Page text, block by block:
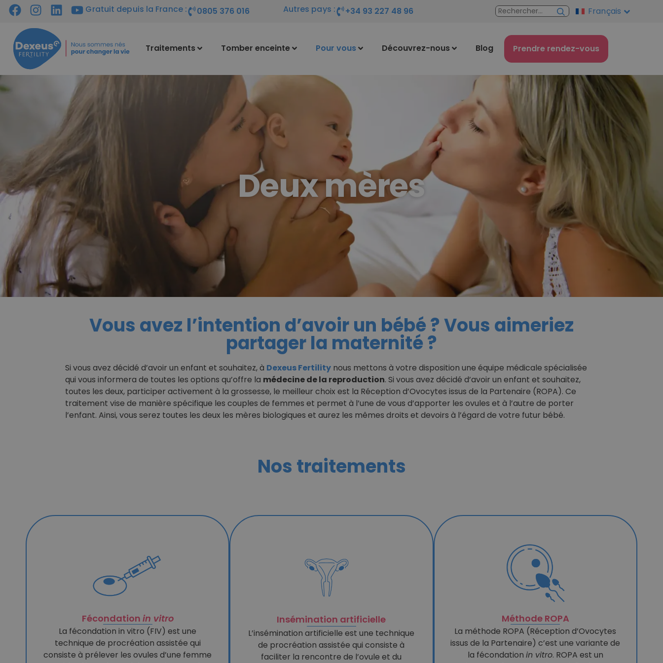
Gratuit depuis la France : 0805 376 016 Autres pays : +34 93 227 48 96 Français
Traitements Tomber enceinte Pour vous Découvrez-nous Blog Prendre rendez-vous
Deux mères
Vous avez l’intention d’avoir un bébé ? Vous aimeriez
partager la maternité ?
Si vous avez décidé d’avoir un enfant et souhaitez, à Dexeus Fertility nous mettons à votre disposition une équipe médicale spécialisée
qui vous informera de toutes les options qu’offre la médecine de la reproduction. Si vous avez décidé d’avoir un enfant et souhaitez,
toutes les deux, participer activement à la grossesse, le meilleur choix est la Réception d’Ovocytes issus de la Partenaire (ROPA). Ce
traitement vise de manière spécifique les couples de femmes et permet à l’une de vous d’apporter les ovules et à l’autre de porter
l’enfant. Ainsi, vous serez toutes les deux les mères biologiques et aurez les mêmes droits et devoirs à l’égard de votre futur bébé.
Nos traitements
Fécondation in vitro
La fécondation in vitro (FIV) est une
technique de procréation assistée qui
consiste à prélever les ovules d’une femme
Insémination artificielle
L’insémination artificielle est une technique
de procréation assistée qui consiste à
faciliter la rencontre de l’ovule et du
Méthode ROPA
La méthode ROPA (Réception d’Ovocytes
issus de la Partenaire) c’est une variante de
la fécondation in vitro. ROPA est un